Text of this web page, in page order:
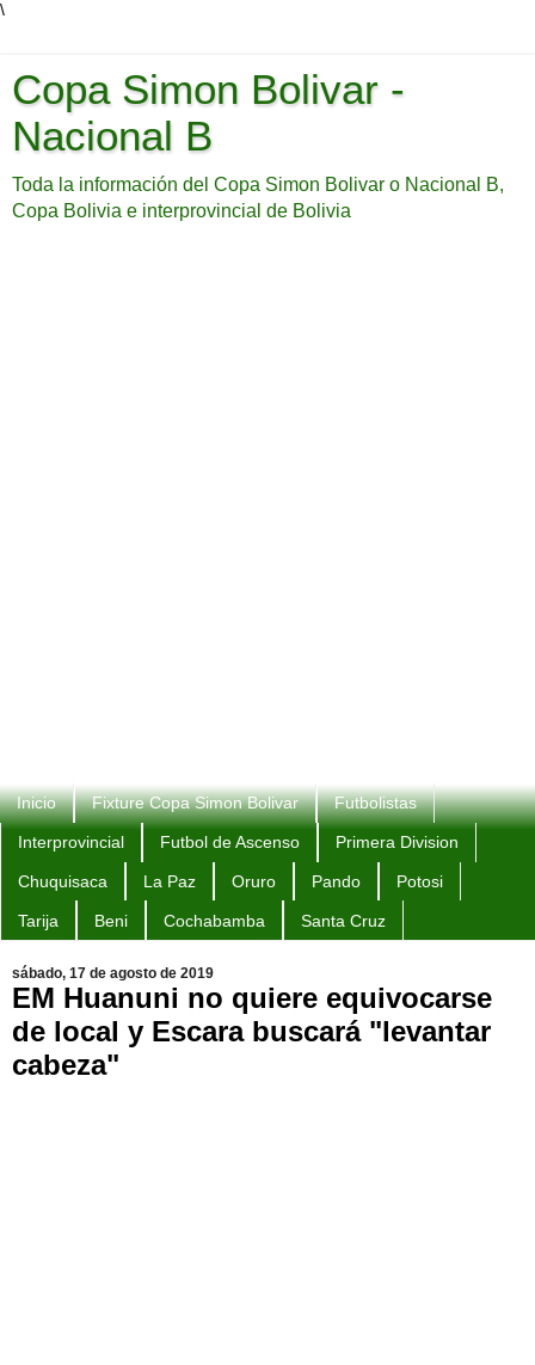
\
Copa Simon Bolivar -
Nacional B
Toda la información del Copa Simon Bolivar o Nacional B,
Copa Bolivia e interprovincial de Bolivia
Inicio Fixture Copa Simon Bolivar Futbolistas
Interprovincial Futbol de Ascenso Primera Division
Chuquisaca La Paz Oruro Pando Potosi
Tarija Beni Cochabamba Santa Cruz
sábado, 17 de agosto de 2019
EM Huanuni no quiere equivocarse
de local y Escara buscará "levantar
cabeza"